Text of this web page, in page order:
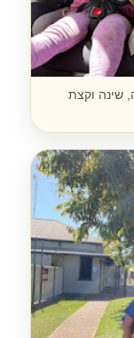
שינה וקצת